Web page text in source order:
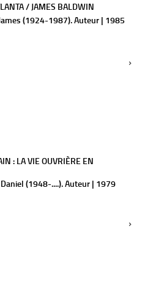
/ JAMES BALDWIN
(1924-1987). Auteur | 1985
: LA VIE OUVRIÈRE EN
(1948-....). Auteur | 1979